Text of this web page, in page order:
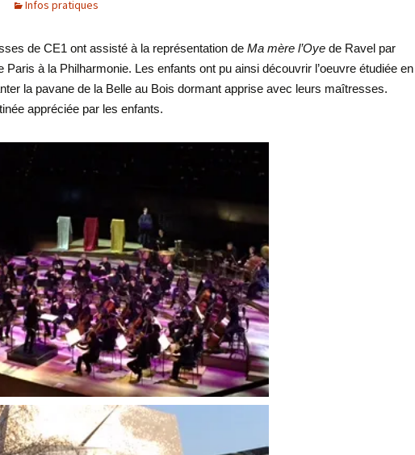
L’équipe AIP Élémentaire
Arago
Sécurisation des rues du
quartier
Ouverture du Jardin de
Compost de quartier de
Débats et réflexions
Nous rejoindre
Ligne éditoriale
Infos pratiques
de CE1 ont assisté à la représentation de Ma mère l’Oye de Ravel par
Paris à la Philharmonie. Les enfants ont pu ainsi découvrir l’oeuvre étudiée en
la pavane de la Belle au Bois dormant apprise avec leurs maîtresses.
appréciée par les enfants.